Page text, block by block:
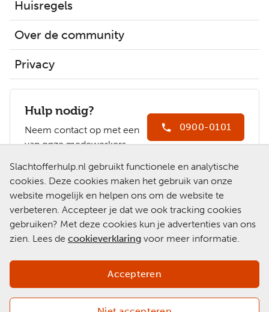
Slachtofferhulp.nl gebruikt functionele en analytische
cookies. Deze cookies maken het gebruik van onze
website mogelijk en helpen ons om de website te
verbeteren. Accepteer je dat we ook tracking cookies
gebruiken? Met deze cookies kun je advertenties van ons
zien. Lees de cookieverklaring voor meer informatie.
Accepteren
Huisregels
Over de community
Privacy
Hulp nodig?
Neem contact op met een
van onze medewerkers.
0900-0101
Slachtofferhulp.nl
Chat met een
medewerker